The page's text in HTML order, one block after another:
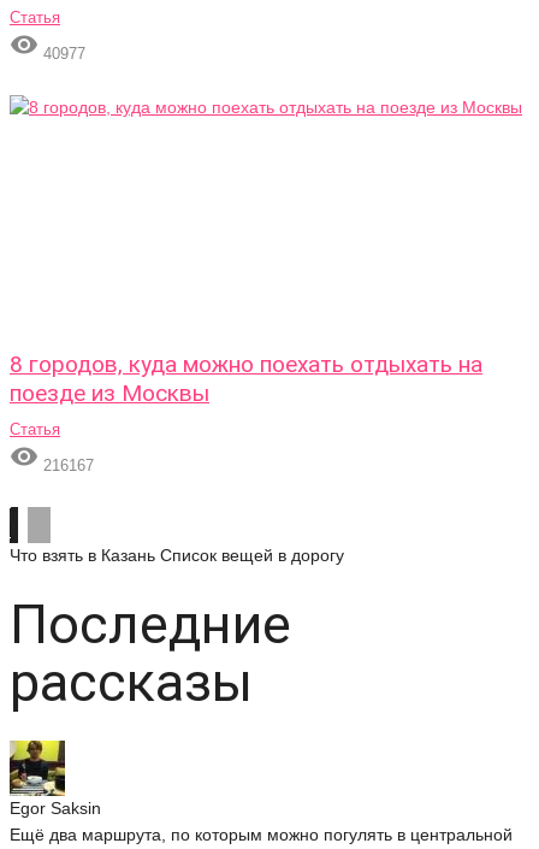
Статья
 40977
8 городов, куда можно поехать отдыхать на
поезде из Москвы
Статья
 216167
Что взять в Казань Список вещей в дорогу
Последние
рассказы
Egor Saksin
Ещё два маршрута, по которым можно погулять в центральной